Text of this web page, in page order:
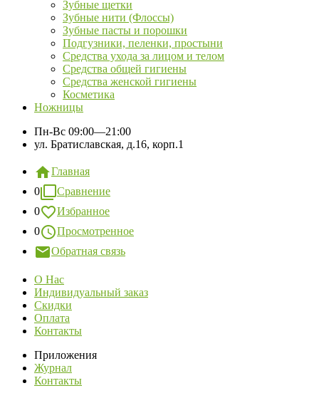
Зубные щетки
Зубные нити (Флоссы)
Зубные пасты и порошки
Подгузники, пеленки, простыни
Средства ухода за лицом и телом
Средства общей гигиены
Средства женской гигиены
Косметика
Ножницы
Пн-Вс 09:00—21:00
ул. Братиславская, д.16, корп.1
Главная
0
Сравнение
0
Избранное
0
Просмотренное
Обратная связь
О Нас
Индивидуальный заказ
Скидки
Оплата
Контакты
Приложения
Журнал
Контакты